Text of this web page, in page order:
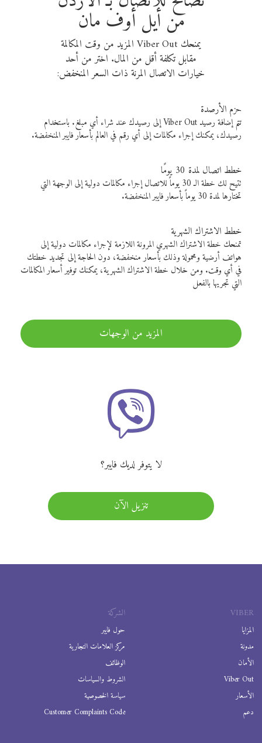
من أيل أوف مان
يمنحك Viber Out المزيد من وقت المكالمة
مقابل تكلفة أقل من المال. اختر من أحد
خيارات الاتصال المرنة ذات السعر المنخفض:
حزم الأرصدة
تتم إضافة رصيد Viber Out إلى رصيدك عند شراء أي مبلغ. باستخدام
رصيدك، يمكنك إجراء مكالمات إلى أي رقم في العالم بأسعار فايبر المنخفضة.
خطط اتصال لمدة 30 يومًا
تتيح لك خطة الـ 30 يوماً للاتصال إجراء مكالمات دولية إلى الوجهة التي
تختارها لمدة 30 يوماً بأسعار فايبر المنخفضة.
خطط الاشتراك الشهرية
تمنحك خطة الاشتراك الشهري المرونة اللازمة لإجراء مكالمات دولية إلى
هواتف أرضية ومحمولة وذلك بأسعار منخفضة، دون الحاجة إلى تجديد خطتك
في أي وقت. ومن خلال خطة الاشتراك الشهرية، يمكنك توفير أسعار المكالمات
التي تجريها بالفعل
المزيد من الوجهات
لا يتوفر لديك فايبر؟
تنزيل الآن
VIBER
المزايا
مدونة
الأمان
Viber Out
الأسعار
دعم
الشركة
حول فايبر
مركز العلامات التجارية
الوظائف
الشروط والسياسات
سياسة الخصوصية
Customer Complaints Code